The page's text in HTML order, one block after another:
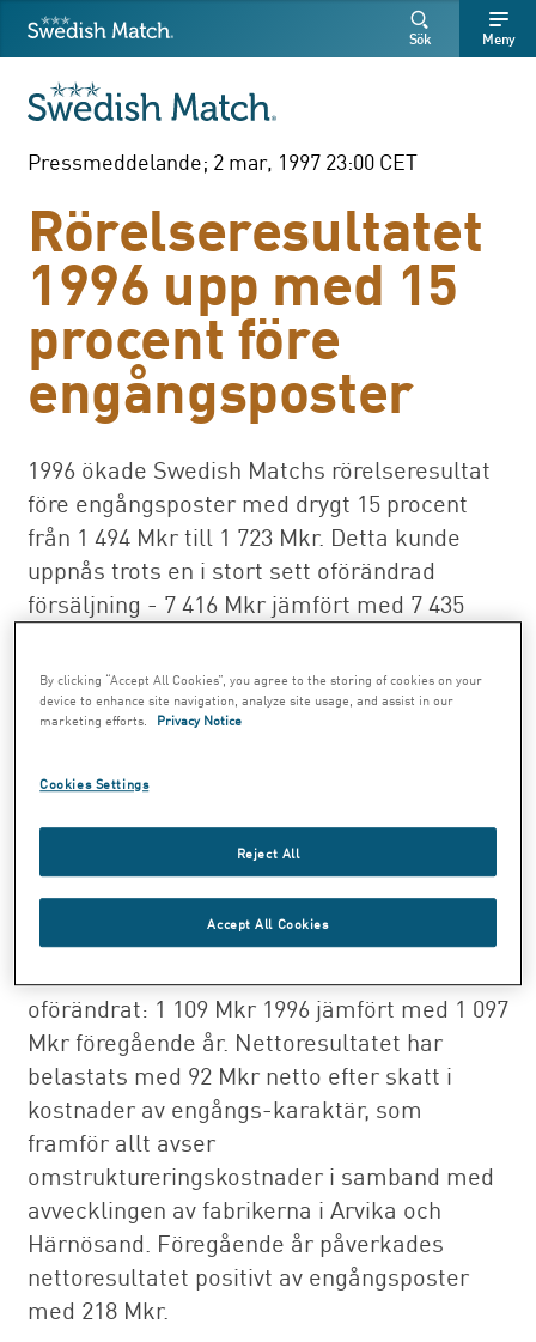
Sök
Fritext
Fritext SÖK
Swedish Match Meny
Sök
Pressmeddelande; 2 mar, 1997 23:00 CET
Rörelseresultatet
1996 upp med 15
procent före
engångsposter
1996 ökade Swedish Matchs rörelseresultat
före engångsposter med drygt 15 procent
från 1 494 Mkr till 1 723 Mkr. Detta kunde
uppnås trots en i stort sett oförändrad
försäljning - 7 416 Mkr jämfört med 7 435
förbättrade sina rörelseresultat.
Resultatförbättringen beror framför allt på
produktgrupper, ökade volymer för vissa
produktslag samt betydande
effektiviseringar och kostnadsbesparingar.
Nettoresultatet - d v s resultatet efter poster
av engångskaraktär, finansnetto,
oförändrat: 1 109 Mkr 1996 jämfört med 1 097
Mkr föregående år. Nettoresultatet har
belastats med 92 Mkr netto efter skatt i
kostnader av engångs-karaktär, som
framför allt avser
omstruktureringskostnader i samband med
avvecklingen av fabrikerna i Arvika och
Härnösand. Föregående år påverkades
nettoresultatet positivt av engångsposter
med 218 Mkr.
By clicking “Accept All Cookies”, you agree to the storing of cookies on your
device to enhance site navigation, analyze site usage, and assist in our
marketing efforts.
Privacy Notice
Cookies Settings
Reject All
Accept All Cookies